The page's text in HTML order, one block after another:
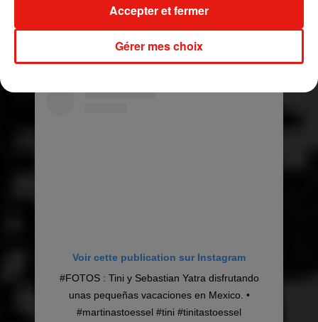
dévoilés par un compte fan de Tini Stoessel, les
tourtereaux allongés dans le sable, en train de
s'embrasser fougueusement.
Voir cette publication sur Instagram
#FOTOS : Tini y Sebastian Yatra disfrutando
unas pequeñas vacaciones en Mexico. •
#martinastoessel #tini #tinitastoessel
Gérer mes choix
Accepter et fermer